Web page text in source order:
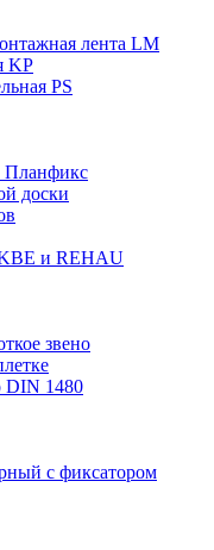
лента LM
KP
PS
Планфикс
доски
и REHAU
звено
DIN 1480
с фиксатором